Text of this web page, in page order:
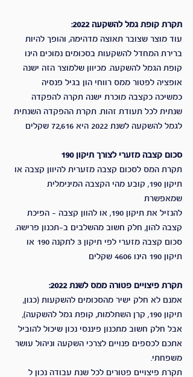
תקרת קופת גמל להשקעה 2022:
עוד מוצר שצובר תאוצה מדהימה, והופך להיות
ברירת המחדל להשקעות בסכומים נמוכים הינו
קופת הגמל להשקעה. מכיוון שלמוצר הזה ישנה
אופציה לפטור ממס רווחי הון בגיל פנסיה
כמשיכה כקצבה מוכרת ישנה תקרה להפקדה
שנתית לכל תעודת זהות. תקרת ההפקדה השנתית
לגמל להשקעה לשנת 2022 היא 72,616 שקלים
סכום קצבה מזערי לצורך תיקון 190
תקרת המס לסכום קצבה מזערית להיוון קצבה או
תיקון 190, קובע מהי הקצבה המינימלית
שמאפשרת
להנזיל את תיקון 190, או להוון קצבה - הפיכת
קצבה להון, חלק חשוב מהשלבים ב-תכנון פרישה.
סכום קצבה מזערי לפי תיקון 3 לתקנה 190 או
תיקון 190 הינו 4606 שקלים
תקרת פיצויים פטורה ממס לשנת 2022:
אמנם לא חלק ישיר מהסכומים להשקעות (כגון,
תיקון 190, קרן השתלמות, קופת גמל להשקעה),
אבל חלק חשוב מתכנון פיננסי נכון שיכול להוביל
אתכם לכספים פנויים לצרכי השקעה וניהול עושר
משפחתי.
תקרת פיצויים פטורים לכל שנת עבודה נכון ל